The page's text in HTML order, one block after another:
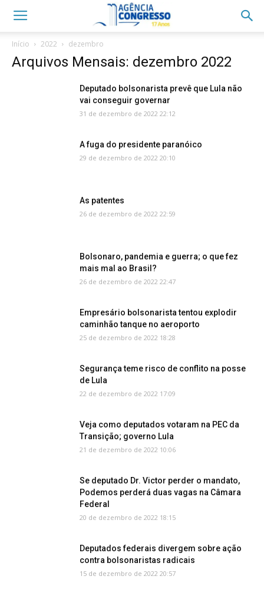
Início 2022 dezembro
Arquivos Mensais: dezembro 2022
Deputado bolsonarista prevê que Lula não
vai conseguir governar
31 de dezembro de 2022 22:12
A fuga do presidente paranóico
29 de dezembro de 2022 20:10
As patentes
26 de dezembro de 2022 22:59
Bolsonaro, pandemia e guerra; o que fez
mais mal ao Brasil?
26 de dezembro de 2022 22:47
Empresário bolsonarista tentou explodir
caminhão tanque no aeroporto
25 de dezembro de 2022 18:28
Segurança teme risco de conflito na posse
de Lula
22 de dezembro de 2022 17:09
Veja como deputados votaram na PEC da
Transição; governo Lula
21 de dezembro de 2022 10:06
Se deputado Dr. Victor perder o mandato,
Podemos perderá duas vagas na Câmara
Federal
20 de dezembro de 2022 18:15
Deputados federais divergem sobre ação
contra bolsonaristas radicais
15 de dezembro de 2022 20:57